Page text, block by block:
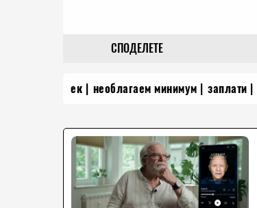
СПОДЕЛЕТЕ
ек необлагаем минимум заплати